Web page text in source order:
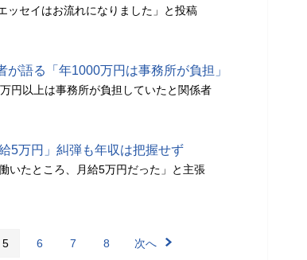
ッセイはお流れになりました」と投稿
語る「年1000万円は事務所が負担」
円以上は事務所が負担していたと関係者
5万円」糾弾も年収は把握せず
いたところ、月給5万円だった」と主張
5 6 7 8 次へ